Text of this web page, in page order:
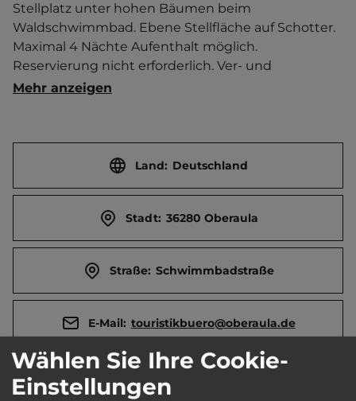
Stellplatz unter hohen Bäumen beim
Waldschwimmbad. Ebene Stellfläche auf Schotter.
Maximal 4 Nächte Aufenthalt möglich.
Reservierung nicht erforderlich. Ver- und
Entsorgung am Parkplatz (Sani Station).
Mehr anzeigen
Land: Deutschland
Stadt: 36280 Oberaula
Straße: Schwimmbadstraße
E-Mail: touristikbuero@oberaula.de
Wählen Sie Ihre Cookie-
Einstellungen